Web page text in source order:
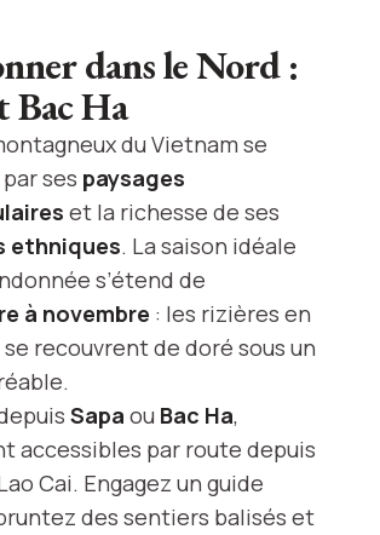
dans le Nord :
Bac Ha
du Vietnam se
ses paysages
et la richesse de ses
ethniques. La saison idéale
s’étend de
à novembre : les rizières en
recouvrent de doré sous un
Sapa ou Bac Ha,
accessibles par route depuis
Cai. Engagez un guide
des sentiers balisés et